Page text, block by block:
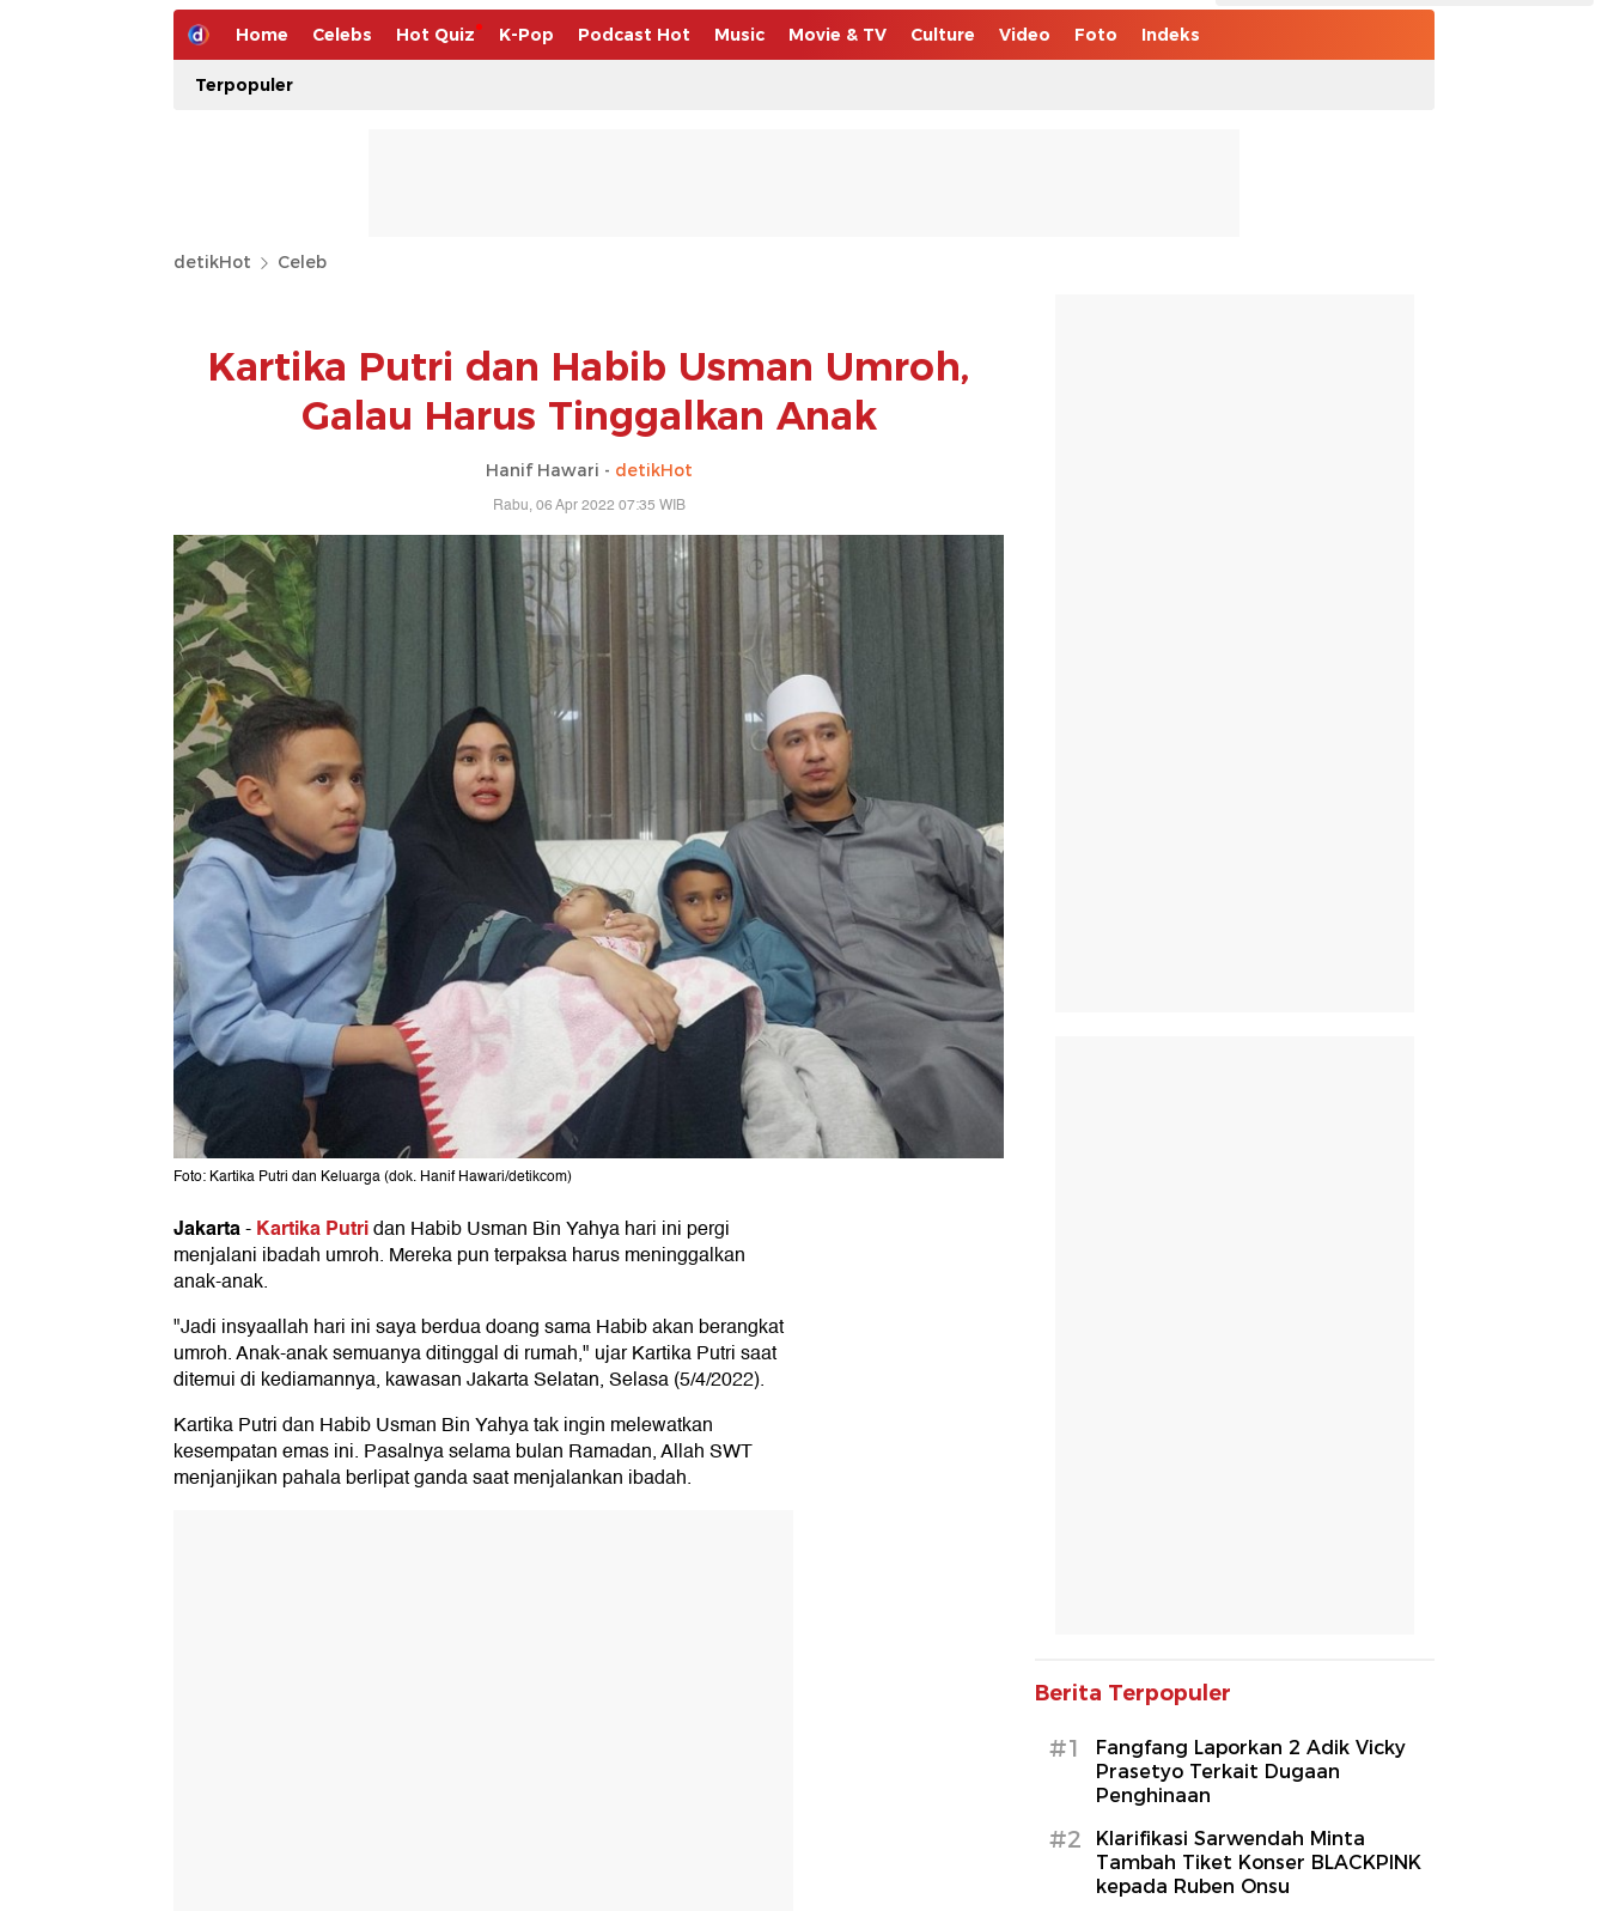
Home Celebs Hot Quiz K-Pop Podcast Hot Music Movie & TV Culture Video Foto Indeks
Terpopuler
detikHot Celeb
Kartika Putri dan Habib Usman Umroh,
Galau Harus Tinggalkan Anak
Hanif Hawari - detikHot
Rabu, 06 Apr 2022 07:35 WIB
Foto: Kartika Putri dan Keluarga (dok. Hanif Hawari/detikcom)
Jakarta-Kartika Putridan Habib Usman Bin Yahya hari ini pergi
menjalani ibadah umroh. Mereka pun terpaksa harus meninggalkan
anak-anak.
"Jadi insyaallah hari ini saya berdua doang sama Habib akan berangkat
umroh. Anak-anak semuanya ditinggal di rumah," ujar Kartika Putri saat
ditemui di kediamannya, kawasan Jakarta Selatan, Selasa (5/4/2022).
Kartika Putri dan Habib Usman Bin Yahya tak ingin melewatkan
kesempatan emas ini. Pasalnya selama bulan Ramadan, Allah SWT
menjanjikan pahala berlipat ganda saat menjalankan ibadah.
Berita Terpopuler
#1
Fangfang Laporkan 2 Adik Vicky
Prasetyo Terkait Dugaan
Penghinaan
#2
Klarifikasi Sarwendah Minta
Tambah Tiket Konser BLACKPINK
kepada Ruben Onsu